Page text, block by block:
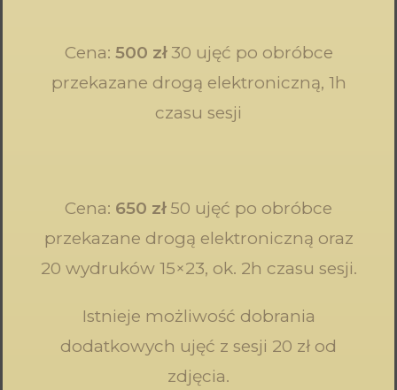
Cena: 500 zł 30 ujęć po obróbce
przekazane drogą elektroniczną, 1h
czasu sesji
Cena: 650 zł 50 ujęć po obróbce
przekazane drogą elektroniczną oraz
20 wydruków 15×23, ok. 2h czasu sesji.
Istnieje możliwość dobrania
dodatkowych ujęć z sesji 20 zł od
zdjęcia.